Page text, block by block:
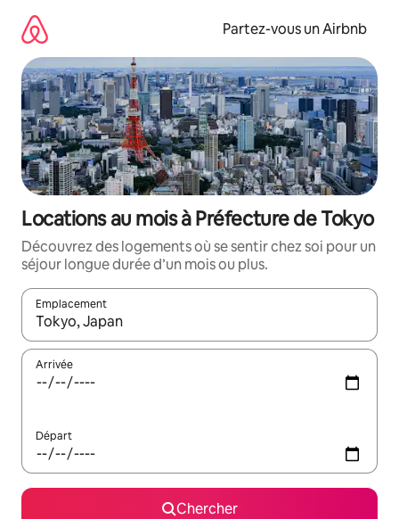
directement
contenu
Partez-vous un Airbnb
Locations au mois à Préfecture de Tokyo
Découvrez des logements où se sentir chez soi pour un
séjour longue durée d’un mois ou plus.
Emplacement
Quand les résultats sont affichés, parcourez-les en utilisant
Arrivée
Départ
Chercher